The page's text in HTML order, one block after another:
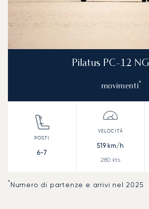
Pilatus PC-12 NG
movimenti*
6-7
519 km/h
280 kts
*Numero di partenze e arrivi nel 2025